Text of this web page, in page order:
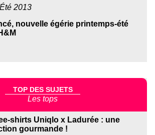
2013
nouvelle égérie printemps-été
TOP DES SUJETS
Les tops
shirts Uniqlo x Ladurée : une
gourmande !